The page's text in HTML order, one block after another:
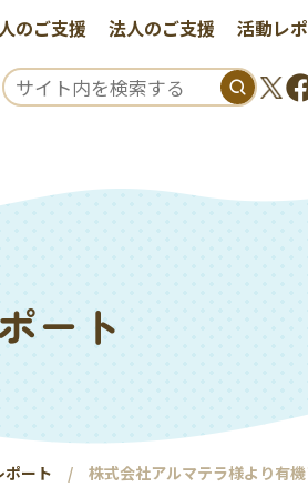
のご支援 法人のご支援 活動レ
ート
ポート 株式会社アルマテラ様より有